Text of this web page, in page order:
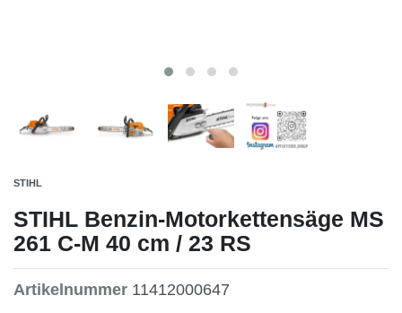
STIHL
STIHL Benzin-Motorkettensäge MS
261 C-M 40 cm / 23 RS
Artikelnummer 11412000647